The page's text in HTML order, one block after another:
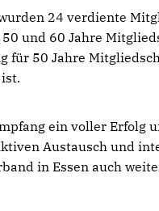
24 verdiente
und 60 Jahre
für 50 Jahre
ein voller Erfolg
Austausch und
in Essen auch